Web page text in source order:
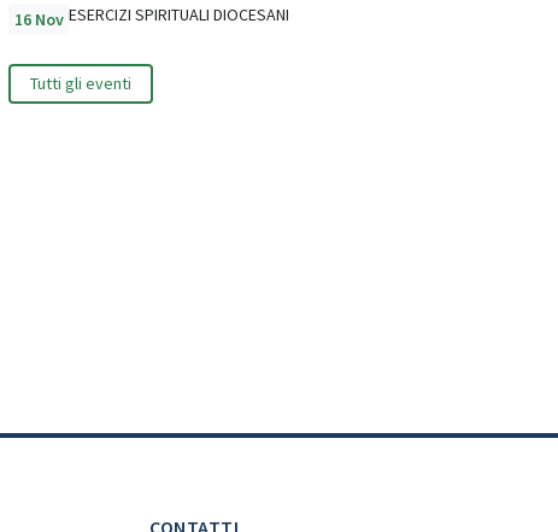
16 Nov ESERCIZI SPIRITUALI DIOCESANI
Tutti gli eventi
CONTATTI